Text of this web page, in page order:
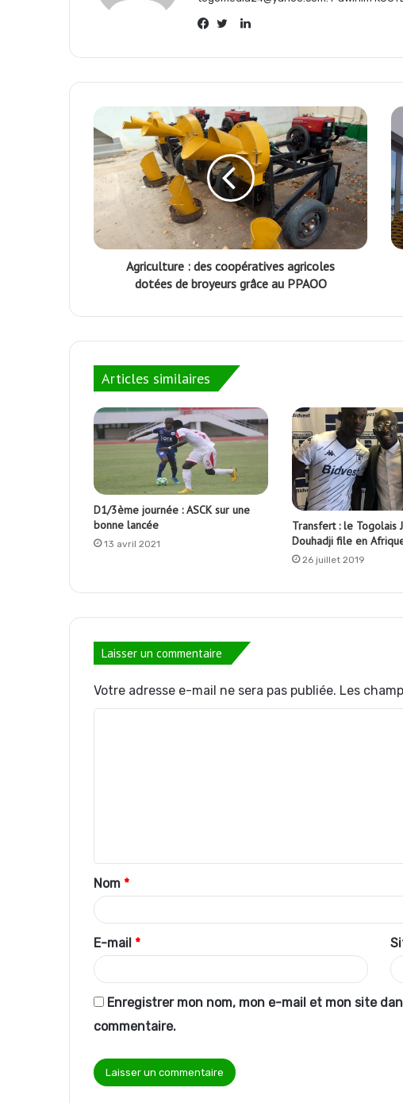
Linkedin
Agriculture : des coopératives agricoles
dotées de broyeurs grâce au PPAOO
Articles similaires
D1/3ème journée : ASCK sur une
bonne lancée
13 avril 2021
Transfert : le Togolais
Douhadji file en
26 juillet 2019
Laisser un commentaire
Votre adresse e-mail ne sera pas publiée. Les
t
a
i
r
e
*
Nom *
E-mail *
Enregistrer mon nom, mon e-mail et mon site
commentaire.